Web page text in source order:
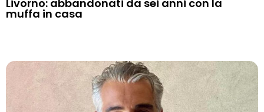
Livorno: abbandonati da sei anni con la
muffa in casa